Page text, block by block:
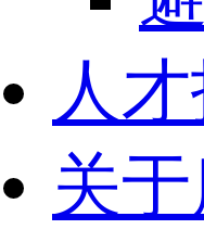
人
关